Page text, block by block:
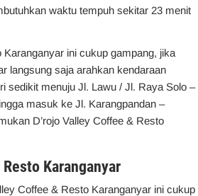
waktu tempuh sekitar 23 menit
Karanganyar ini cukup gampang, jika
langsung saja arahkan kendaraan
sedikit menuju Jl. Lawu / Jl. Raya Solo –
masuk ke Jl. Karangpandan –
D’rojo Valley Coffee & Resto
Karanganyar
Coffee & Resto Karanganyar ini cukup